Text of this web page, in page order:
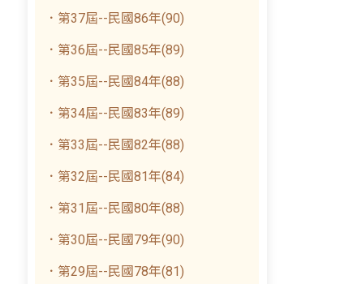
．第37屆--民國86年(90)
．第36屆--民國85年(89)
．第35屆--民國84年(88)
．第34屆--民國83年(89)
．第33屆--民國82年(88)
．第32屆--民國81年(84)
．第31屆--民國80年(88)
．第30屆--民國79年(90)
．第29屆--民國78年(81)